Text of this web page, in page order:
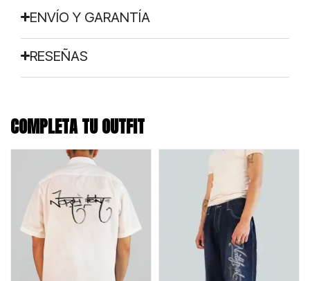
ENVÍO Y GARANTÍA
RESEÑAS
COMPLETA TU OUTFIT